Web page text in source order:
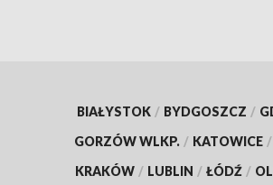
BIAŁYSTOK / BYDGOSZCZ /
GORZÓW WLKP. / KATOWICE /
KRAKÓW / LUBLIN / ŁÓDŹ /